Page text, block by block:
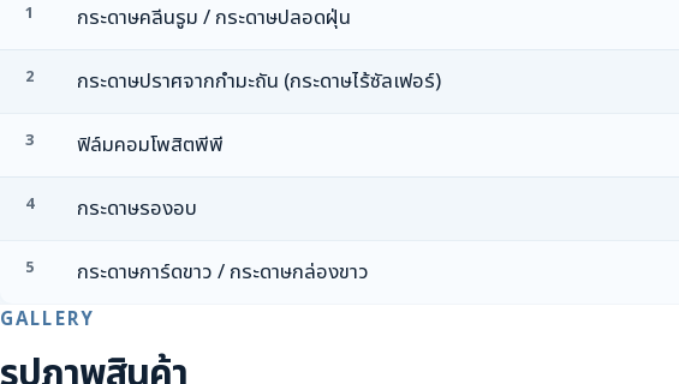
1 กระดาษคลีนรูม / กระดาษปลอดฝุ่น
2 กระดาษปราศจากกำมะถัน (กระดาษไร้ซัลเฟอร์)
3 ฟิล์มคอมโพสิตพีพี
4 กระดาษรองอบ
5 กระดาษการ์ดขาว / กระดาษกล่องขาว
GALLERY